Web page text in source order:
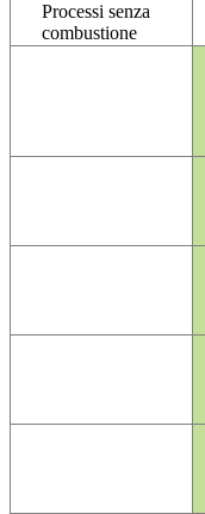
Processi senza
combustione